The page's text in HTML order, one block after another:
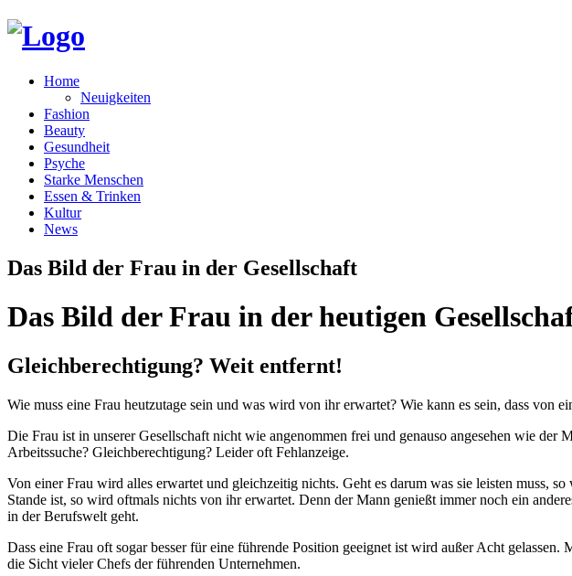
Home
Neuigkeiten
Fashion
Beauty
Gesundheit
Psyche
Starke Menschen
Essen & Trinken
Kultur
News
Das Bild der Frau in der Gesellschaft
Das Bild der Frau in der heutigen
Gleichberechtigung? Weit entfernt!
Wie muss eine Frau heutzutage sein und was wird von ihr erwartet? Wie kann es sein, dass von
Die Frau ist in unserer Gesellschaft nicht wie angenommen frei und genauso angesehen wie
Arbeitssuche? Gleichberechtigung? Leider oft Fehlanzeige.
Von einer Frau wird alles erwartet und gleichzeitig nichts. Geht es darum was sie leisten muss,
Stande ist, so wird oftmals nichts von ihr erwartet. Denn der Mann genießt immer noch ein
in der Berufswelt geht.
Dass eine Frau oft sogar besser für eine führende Position geeignet ist wird außer Acht
die Sicht vieler Chefs der führenden Unternehmen.